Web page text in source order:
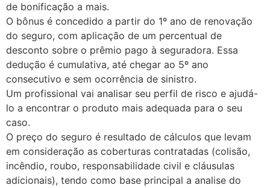
de bonificação a mais.
O bônus é concedido a partir do 1º ano de renovação
do seguro, com aplicação de um percentual de
desconto sobre o prêmio pago à seguradora. Essa
dedução é cumulativa, até chegar ao 5º ano
consecutivo e sem ocorrência de sinistro.
Um profissional vai analisar seu perfil de risco e ajudá-
lo a encontrar o produto mais adequada para o seu
caso.
O preço do seguro é resultado de cálculos que levam
em consideração as coberturas contratadas (colisão,
incêndio, roubo, responsabilidade civil e cláusulas
adicionais), tendo como base principal a analise do